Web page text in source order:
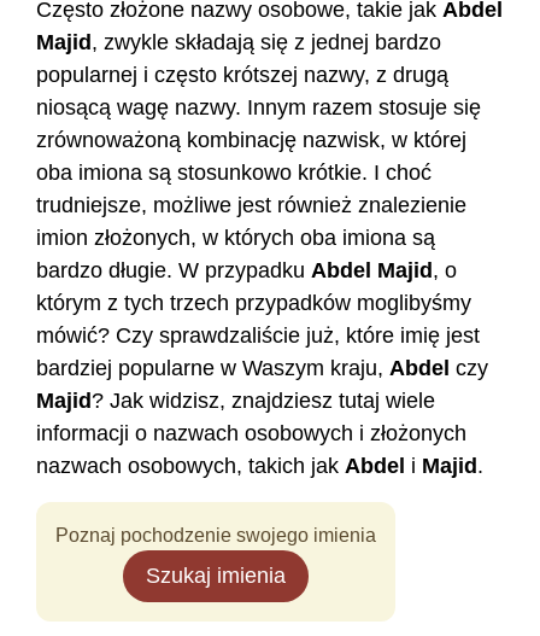
Często złożone nazwy osobowe, takie jak Abdel
Majid , zwykle składają się z jednej bardzo
popularnej i często krótszej nazwy, z drugą
niosącą wagę nazwy. Innym razem stosuje się
zrównoważoną kombinację nazwisk, w której
oba imiona są stosunkowo krótkie. I choć
trudniejsze, możliwe jest również znalezienie
imion złożonych, w których oba imiona są
bardzo długie. W przypadku Abdel Majid , o
którym z tych trzech przypadków moglibyśmy
mówić? Czy sprawdzaliście już, które imię jest
bardziej popularne w Waszym kraju, Abdel czy
Majid? Jak widzisz, znajdziesz tutaj wiele
informacji o nazwach osobowych i złożonych
nazwach osobowych, takich jak Abdel i Majid .
Poznaj pochodzenie swojego imienia
Szukaj imienia